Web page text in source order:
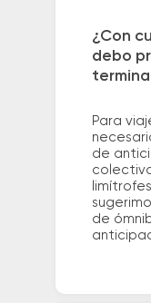
¿Con
debo
Para
de
de